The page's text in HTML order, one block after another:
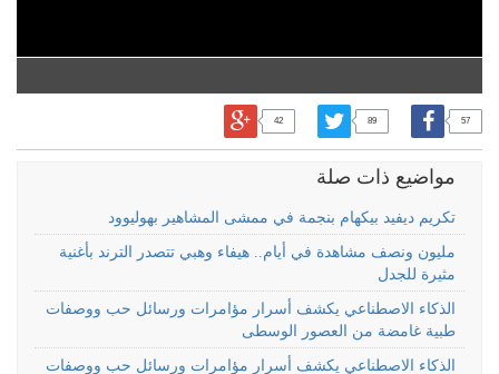
57
89
42
مواضيع ذات صلة
تكريم ديفيد بيكهام بنجمة في ممشى المشاهير بهوليوود
مليون ونصف مشاهدة في أيام.. هيفاء وهبي تتصدر الترند بأغنية
مثيرة للجدل
الذكاء الاصطناعي يكشف أسرار مؤامرات ورسائل حب ووصفات
طبية غامضة من العصور الوسطى
الذكاء الاصطناعي يكشف أسرار مؤامرات ورسائل حب ووصفات